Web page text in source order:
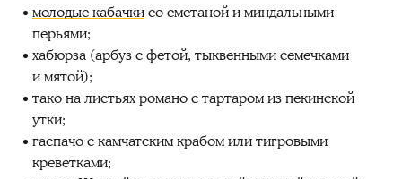
молодые кабачкисо сметаной и миндальными
перьями;
хабюрза (арбуз с фетой, тыквенными семечками
и мятой);
тако на листьях романо с тартаром из пекинской
утки;
гаспачо с камчатским крабом или тигровыми
креветками;